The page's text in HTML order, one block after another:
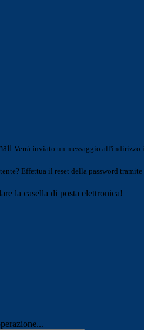
Verrà inviato un messaggio all'indirizzo
Effettua il reset della password tramite
la casella di posta elettronica!